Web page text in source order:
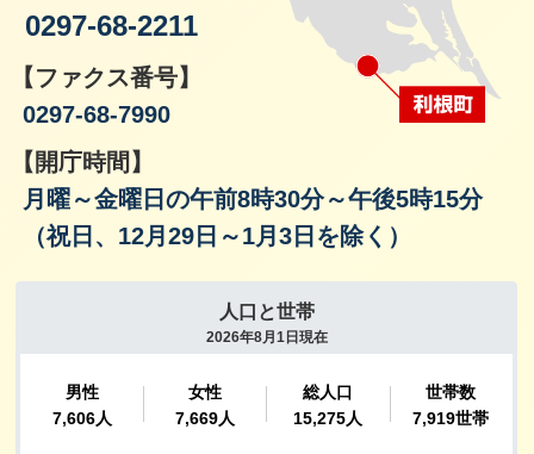
0297-68-2211
【ファクス番号】
0297-68-7990
【開庁時間】
月曜～金曜日の午前8時30分～午後5時15分
（祝日、12月29日～1月3日を除く）